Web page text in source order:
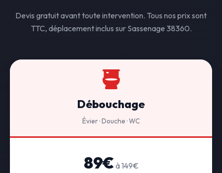
Devis gratuit avant toute intervention. Tous nos prix sont
TTC, déplacement inclus sur Sassenage 38360.
Débouchage
Évier · Douche · WC
89€ à 149€